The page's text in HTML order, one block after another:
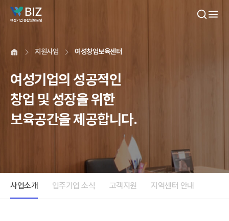
지원사업 여성창업보육센터
여성기업의 성공적인
창업 및 성장을 위한
보육공간을 제공합니다.
사업소개 입주기업 소식 고객지원 지역센터 안내